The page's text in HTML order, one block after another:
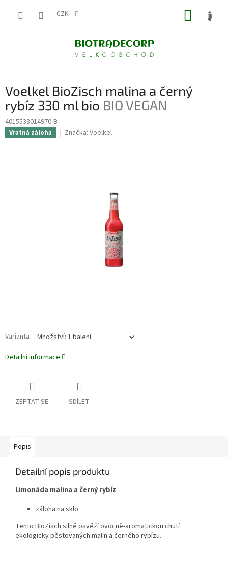
CZK
Voelkel BioZisch malina a černý
rybíz 330 ml bio BIO VEGAN
4015533014970-B
Vratná záloha Značka: Voelkel
Varianta
Detailní informace
ZEPTAT SE SDÍLET
Popis
Detailní popis produktu
Limonáda malina a černý rybíz
záloha na sklo
Tento BioZisch silně osvěží ovocně-aromatickou chutí
ekologicky pěstovaných malin a černého rybízu.